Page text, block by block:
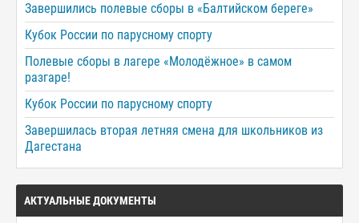
Завершились полевые сборы в «Балтийском береге»
Кубок России по парусному спорту
Полевые сборы в лагере «Молодёжное» в самом
разгаре!
Кубок России по парусному спорту
Завершилась вторая летняя смена для школьников из
Дагестана
АКТУАЛЬНЫЕ ДОКУМЕНТЫ